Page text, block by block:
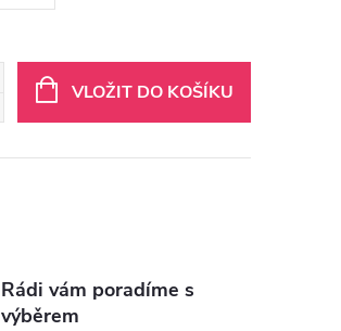
VLOŽIT DO KOŠÍKU
Rádi vám poradíme s
výběrem